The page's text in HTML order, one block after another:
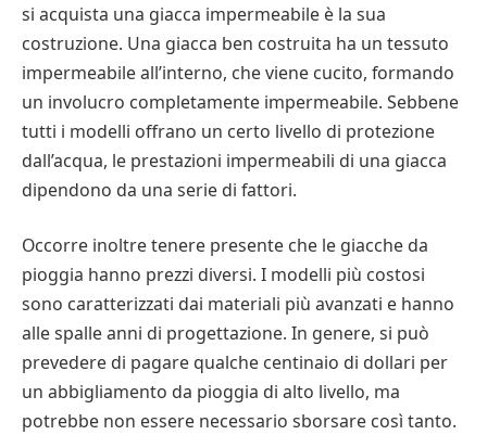
si acquista una giacca impermeabile è la sua
costruzione. Una giacca ben costruita ha un tessuto
impermeabile all’interno, che viene cucito, formando
un involucro completamente impermeabile. Sebbene
tutti i modelli offrano un certo livello di protezione
dall’acqua, le prestazioni impermeabili di una giacca
dipendono da una serie di fattori.
Occorre inoltre tenere presente che le giacche da
pioggia hanno prezzi diversi. I modelli più costosi
sono caratterizzati dai materiali più avanzati e hanno
alle spalle anni di progettazione. In genere, si può
prevedere di pagare qualche centinaio di dollari per
un abbigliamento da pioggia di alto livello, ma
potrebbe non essere necessario sborsare così tanto.